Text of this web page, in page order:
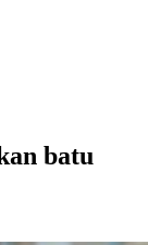
batu